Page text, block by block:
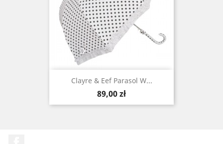
Clayre & Eef Parasol W...
Cena
89,00 zł